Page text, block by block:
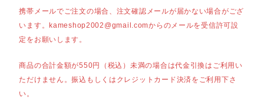
携帯メールでご注文の場合、注文確認メールが届かない場合がござ
います。kameshop2002@gmail.comからのメールを受信許可設
定をお願いします。
商品の合計金額が550円（税込）未満の場合は代金引換はご利用い
ただけません。振込もしくはクレジットカード決済をご利用下さ
い。